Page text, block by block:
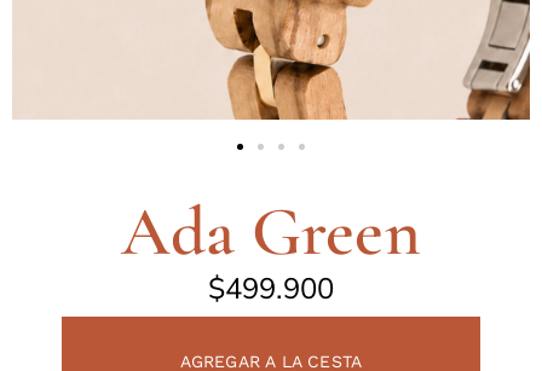
Ada Green
$499.900
AGREGAR A LA CESTA